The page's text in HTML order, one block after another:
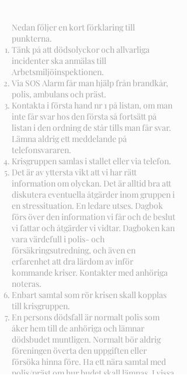
Nedan följer en kort förklaring till
punkterna.
Tänk på att dödsolyckor och allvarliga
incidenter ska anmälas till
Arbetsmiljöinspektionen.
Via SOS Alarm får man hjälp från brandkår,
polis, ambulans och präst.
Kontakta i första hand nr 1 på listan, om man
inte får svar hos den första så fortsätt på
listan i den ordning de står tills man får svar.
Lämna aldrig ett meddelande på
telefonsvararen.
Krisgruppen samlas i stallet eller via telefon.
Det är av yttersta vikt att vi har rätt
information om olyckan. Det är alltid bra att
diskutera eventuella åtgärder inom gruppen i
en stressituation. En ledare utses. Dagbok
förs över den information vi får och de beslut
vi fattar och åtgärder vi vidtar. Dagboken kan
vara värdefull i polis- och
försäkringsutredning, och även en
erfarenhet att dra lärdom av inför
kommande kriser. Kontakter med anhöriga
noteras.
Enbart samtal som rör krisen skall kopplas
till krisgruppen.
En persons dödsfall är normalt polis som
åker hem till de anhöriga och lämnar
dödsbudet muntligen. Normalt bör aldrig
föreningen överta den uppgiften eller
försöka hinna före. Ha ett nära samtal med
polis/präst om hur budet skall lämnas. I vissa